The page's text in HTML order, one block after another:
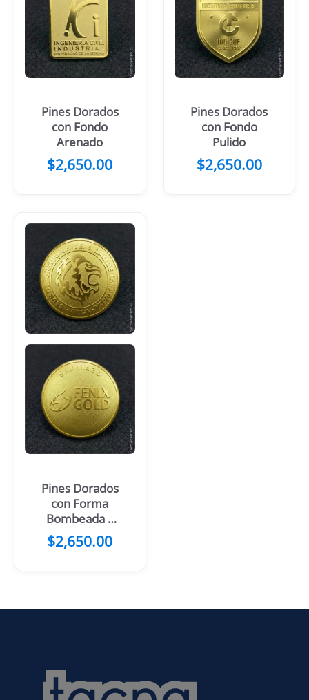
Pines Dorados
con Fondo
Arenado
$2,650.00
Pines Dorados
con Fondo
Pulido
$2,650.00
Pines Dorados
con Forma
Bombeada y
Fondo Arenado
$2,650.00